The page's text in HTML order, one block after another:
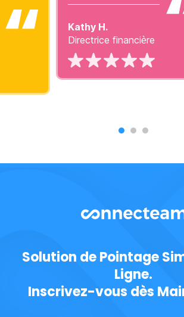
Kathy H.
Directrice financière
Solution de Pointage
Ligne.
Inscrivez-vous dès